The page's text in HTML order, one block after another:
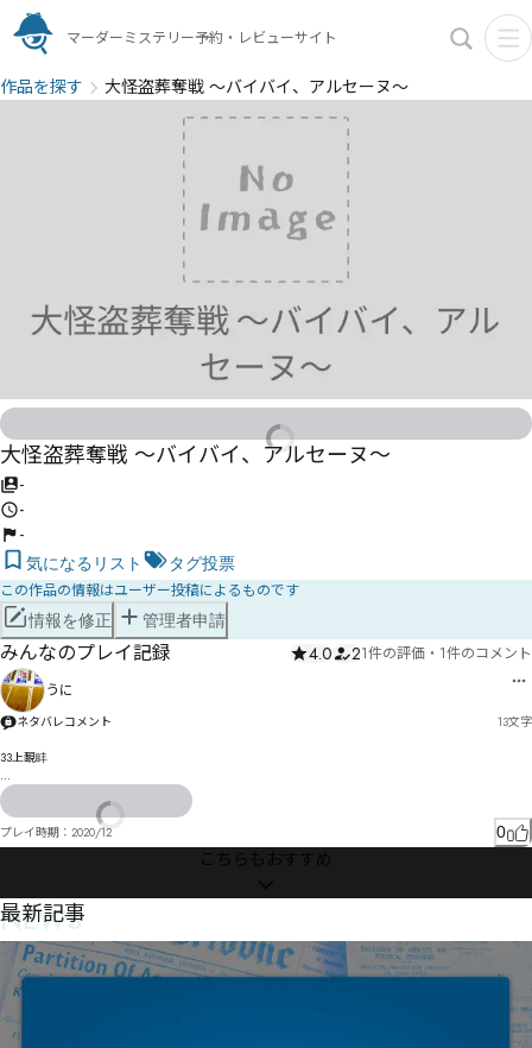
マーダーミステリー予約・レビューサイト
作品を探す 大怪盗葬奪戦 〜バイバイ、アルセーヌ〜
大怪盗葬奪戦 〜バイバイ、アルセーヌ〜
-
-
-
気になるリスト タグ投票
この作品の情報はユーザー投稿によるものです
情報を修正 管理者申請
みんなのプレイ記録 4.0 21件の評価 ・ 1件のコメント
うに
ネタバレコメント 13文字
33上靦盽
謖゛觭くに
プレイ時期： 2020/12 0
こちらもおすすめ
NEWS
最新記事